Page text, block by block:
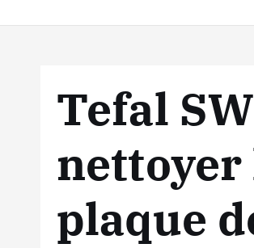
Tefal
nettoyer
plaque